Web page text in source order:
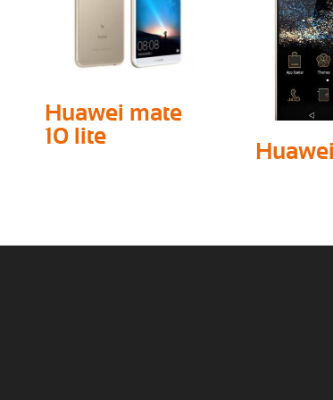
Huawei mate
10 lite